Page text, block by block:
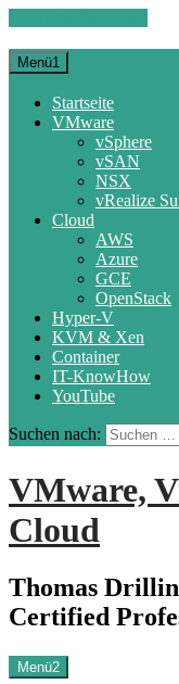
Menü1
Startseite
VMware
vSphere
vSAN
NSX
vRealize
Cloud
AWS
Azure
GCE
OpenStack
Hyper-V
KVM & Xen
Container
IT-KnowHow
YouTube
Suchen nach:
VMware,
Cloud
Thomas
Certified
Menü2